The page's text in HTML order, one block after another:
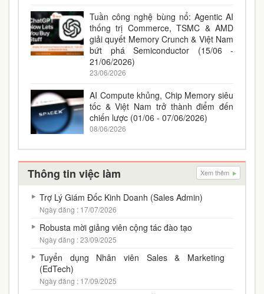
Tuần công nghệ bùng nổ: Agentic AI
thống trị Commerce, TSMC & AMD
giải quyết Memory Crunch & Việt Nam
bứt phá Semiconductor (15/06 -
21/06/2026)
23/06/2026
AI Compute khủng, Chip Memory siêu
tốc & Việt Nam trở thành điểm đến
chiến lược (01/06 - 07/06/2026)
08/06/2026
Thông tin việc làm Xem thêm
Trợ Lý Giám Đốc Kinh Doanh (Sales Admin)
Ngày đăng : 17/07/2026
Robusta mời giảng viên cộng tác đào tạo
Ngày đăng : 23/09/2025
Tuyển dụng Nhân viên Sales & Marketing
(EdTech)
Ngày đăng : 17/09/2025